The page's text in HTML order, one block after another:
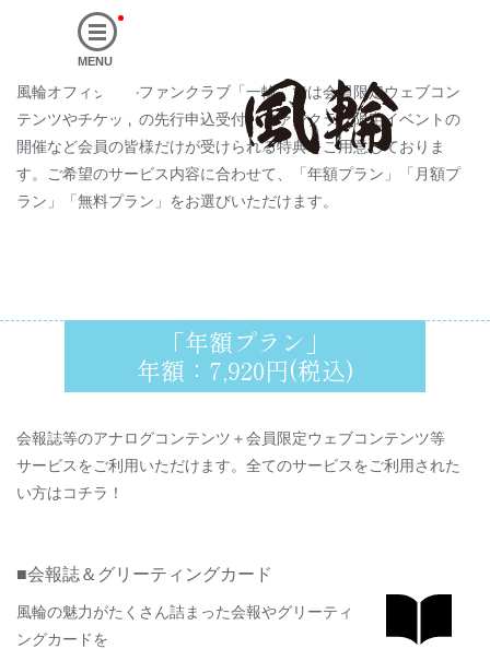
MENU
風輪オフィシャルファンクラブ「一輪」では会員限定ウェブコン
テンツやチケットの先行申込受付、ファンクラブ限定イベントの
開催など会員の皆様だけが受けられる特典をご用意しておりま
す。ご希望のサービス内容に合わせて、「年額プラン」「月額プ
ラン」「無料プラン」をお選びいただけます。
「年額プラン」
年額：7,920円(税込)
会報誌等のアナログコンテンツ＋会員限定ウェブコンテンツ等
サービスをご利用いただけます。全てのサービスをご利用された
い方はコチラ！
■会報誌＆グリーティングカード
風輪の魅力がたくさん詰まった会報やグリーティ
ングカードを